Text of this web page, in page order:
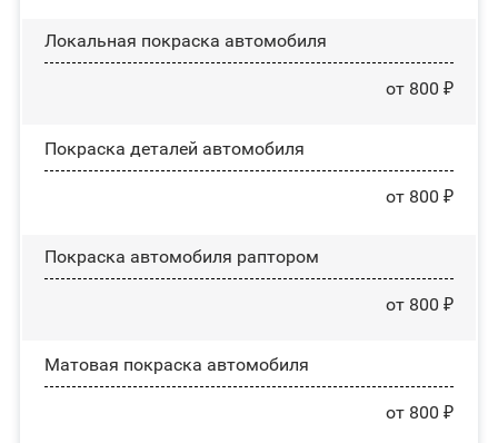
Локальная покраска автомобиля
от 800 ₽
Покраска деталей автомобиля
от 800 ₽
Покраска автомобиля раптором
от 800 ₽
Матовая покраска автомобиля
от 800 ₽